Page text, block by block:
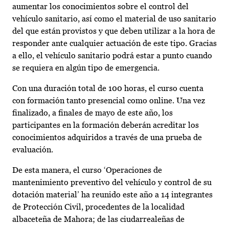
aumentar los conocimientos sobre el control del
vehículo sanitario, así como el material de uso sanitario
del que están provistos y que deben utilizar a la hora de
responder ante cualquier actuación de este tipo. Gracias
a ello, el vehículo sanitario podrá estar a punto cuando
se requiera en algún tipo de emergencia.
Con una duración total de 100 horas, el curso cuenta
con formación tanto presencial como online. Una vez
finalizado, a finales de mayo de este año, los
participantes en la formación deberán acreditar los
conocimientos adquiridos a través de una prueba de
evaluación.
De esta manera, el curso ‘Operaciones de
mantenimiento preventivo del vehículo y control de su
dotación material’ ha reunido este año a 14 integrantes
de Protección Civil, procedentes de la localidad
albaceteña de Mahora; de las ciudarrealeñas de